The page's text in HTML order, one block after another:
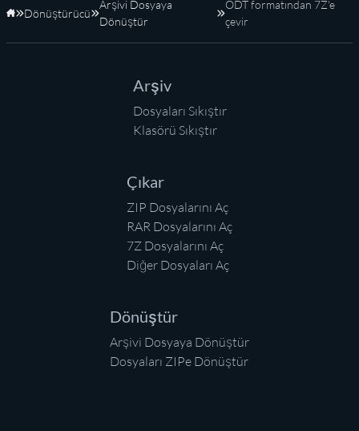
Anasayfa
Dönüştürücü
Arşivi Dosyaya
Dönüştür
ODT formatından 7Z'e
çevir
Arşiv
Dosyaları Sıkıştır
Klasörü Sıkıştır
Çıkar
ZIP Dosyalarını Aç
RAR Dosyalarını Aç
7Z Dosyalarını Aç
Diğer Dosyaları Aç
Dönüştür
Arşivi Dosyaya Dönüştür
Dosyaları ZIPe Dönüştür